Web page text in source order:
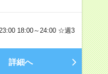
18:00～24:00 ☆週3
詳細へ